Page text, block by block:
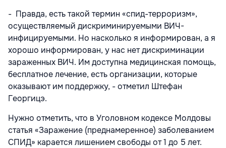
- Правда, есть такой термин «спид-терроризм»,
осуществляемый дискриминируемыми ВИЧ-
инфицируемыми. Но насколько я информирован, а я
хорошо информирован, у нас нет дискриминации
зараженных ВИЧ. Им доступна медицинская помощь,
бесплатное лечение, есть организации, которые
оказывают им поддержку, - отметил Штефан
Георгицэ.
Нужно отметить, что в Уголовном кодексе Молдовы
статья «Заражение (преднамеренное) заболеванием
СПИД» карается лишением свободы от 1 до 5 лет.